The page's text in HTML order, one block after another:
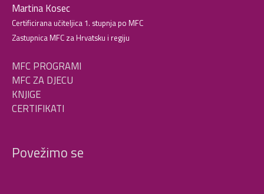
Martina Kosec
Certificirana učiteljica 1. stupnja po MFC
Zastupnica MFC za Hrvatsku i regiju
MFC PROGRAMI
MFC ZA DJECU
KNJIGE
CERTIFIKATI
Povežimo se